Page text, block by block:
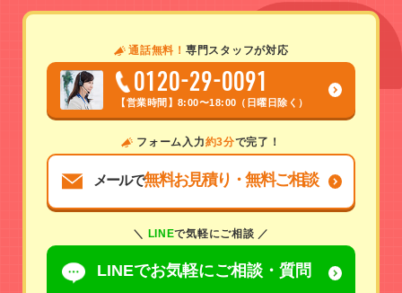
通話無料！ 専門スタッフが対応
0120-29-0091
【営業時間】8:00〜18:00（日曜日除く）
フォーム入力約3分で完了！
メールで無料お見積り・無料ご相談
＼ LINEで気軽にご相談 ／
LINEでお気軽にご相談・質問